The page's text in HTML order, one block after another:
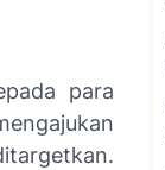
para